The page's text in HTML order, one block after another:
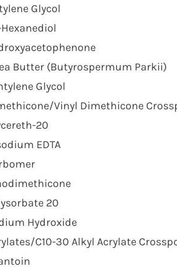
Glycol
Hexanediol
Butter (Butyrospermum Parkii)
Glycol
Vinyl Dimethicone
20
EDTA
20
Hydroxide
C10-30 Alkyl Acrylate